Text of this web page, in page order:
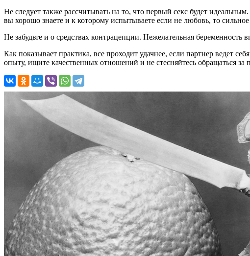
Не следует также рассчитывать на то, что первый секс будет
вы хорошо знаете и к которому испытываете если не любовь, то
Не забудьте и о средствах контрацепции. Нежелательная
Как показывает практика, все проходит удачнее, если партнер ведет
опыту, ищите качественных отношений и не стесняйтесь обращаться